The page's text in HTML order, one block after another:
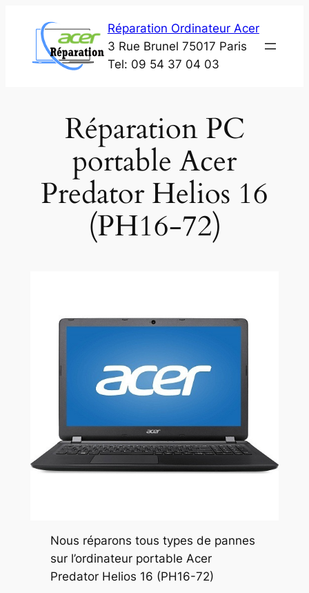
contenu
Réparation Ordinateur Acer
3 Rue Brunel 75017 Paris
Tel: 09 54 37 04 03
Réparation PC
portable Acer
Predator Helios 16
(PH16-72)
Nous réparons tous types de pannes
sur l’ordinateur portable Acer
Predator Helios 16 (PH16-72)